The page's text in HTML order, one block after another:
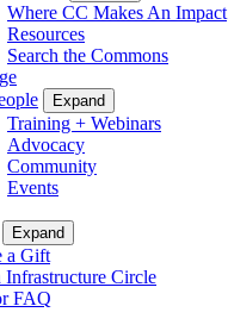
Where CC Makes An Impact
Resources
Search the Commons
Expand
Training + Webinars
Advocacy
Community
Events
Expand
a Gift
Infrastructure Circle
FAQ